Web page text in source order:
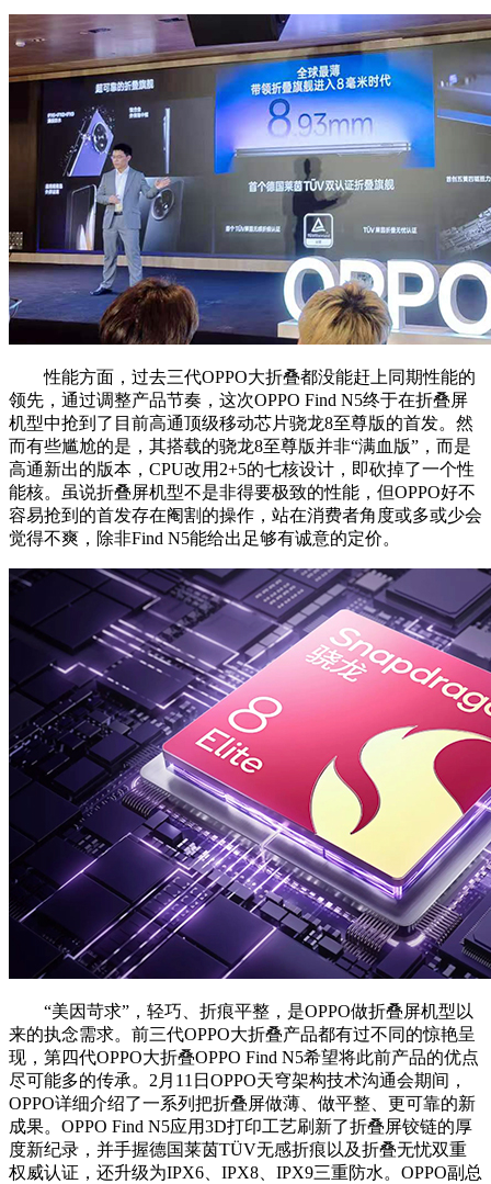
性能方面，过去三代OPPO大折叠都没能赶上同期性能的
领先，通过调整产品节奏，这次OPPO Find N5终于在折叠屏
机型中抢到了目前高通顶级移动芯片骁龙8至尊版的首发。然
而有些尴尬的是，其搭载的骁龙8至尊版并非“满血版”，而是
高通新出的版本，CPU改用2+5的七核设计，即砍掉了一个性
能核。虽说折叠屏机型不是非得要极致的性能，但OPPO好不
容易抢到的首发存在阉割的操作，站在消费者角度或多或少会
觉得不爽，除非Find N5能给出足够有诚意的定价。
“美因苛求”，轻巧、折痕平整，是OPPO做折叠屏机型以
来的执念需求。前三代OPPO大折叠产品都有过不同的惊艳呈
现，第四代OPPO大折叠OPPO Find N5希望将此前产品的优点
尽可能多的传承。2月11日OPPO天穹架构技术沟通会期间，
OPPO详细介绍了一系列把折叠屏做薄、做平整、更可靠的新
成果。OPPO Find N5应用3D打印工艺刷新了折叠屏铰链的厚
度新纪录，并手握德国莱茵TÜV无感折痕以及折叠无忧双重
权威认证，还升级为IPX6、IPX8、IPX9三重防水。OPPO副总